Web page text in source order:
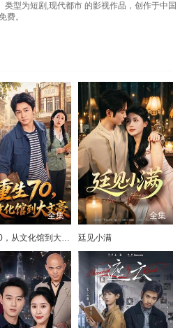
型为短剧,现代都市 的影视作品，创作于中国
费。
全集
重生70，从文化馆到大文豪
全集
廷见小满